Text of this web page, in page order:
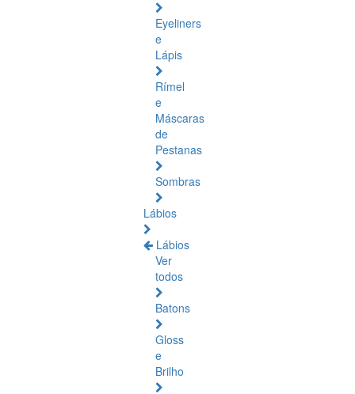
Eyeliners
e
Lápis
Rímel
e
Máscaras
de
Pestanas
Sombras
Lábios
Lábios
Ver
todos
Batons
Gloss
e
Brilho